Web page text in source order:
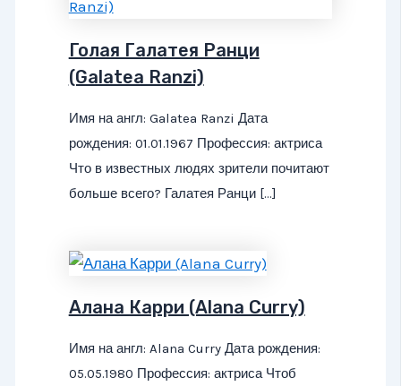
Голая Галатея Ранци
(Galatea Ranzi)
Имя на англ: Galatea Ranzi Дата
рождения: 01.01.1967 Профессия: актриса
Что в известных людях зрители почитают
больше всего? Галатея Ранци […]
Алана Карри (Alana Curry)
Имя на англ: Alana Curry Дата рождения:
05.05.1980 Профессия: актриса Чтоб